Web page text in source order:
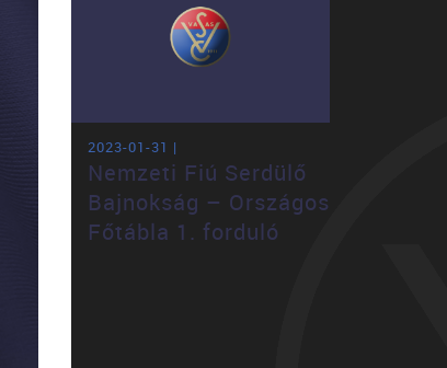
2023-01-31 |
Nemzeti Fiú Serdülő
Bajnokság – Országos
Főtábla 1. forduló